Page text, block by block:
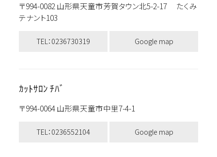
〒994-0082 山形県天童市芳賀タウン北5-2-17 たくみ
テナント103
TEL：0236730319 Google map
ｶｯﾄｻﾛﾝ ﾁﾊﾞ
〒994-0064 山形県天童市中里7-4-1
TEL：0236552104 Google map